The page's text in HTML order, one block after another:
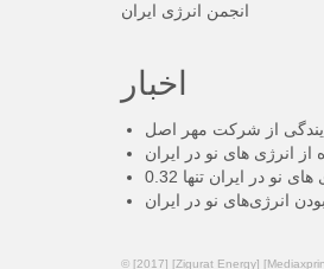
انجمن انرژی ایران
اخبار
از شرکت مهر اصل
از انرژی های نو در ایران
انرژی‌های نو در ایران
© [2017] [Zigurat Energy]